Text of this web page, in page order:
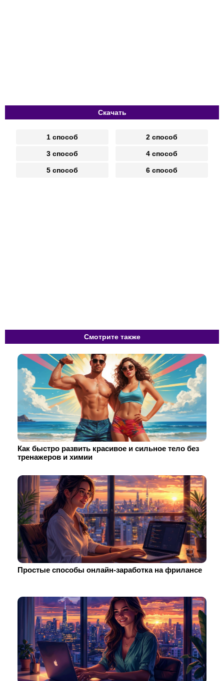
Скачать
1 способ 2 способ
3 способ 4 способ
5 способ 6 способ
Смотрите также
Как быстро развить красивое и сильное тело без
тренажеров и химии
Простые способы онлайн-заработка на фрилансе